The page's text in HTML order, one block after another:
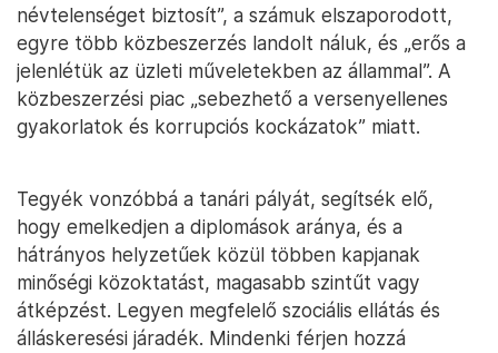
névtelenséget biztosít”, a számuk elszaporodott,
egyre több közbeszerzés landolt náluk, és „erős a
jelenlétük az üzleti műveletekben az állammal”. A
közbeszerzési piac „sebezhető a versenyellenes
gyakorlatok és korrupciós kockázatok” miatt.
Tegyék vonzóbbá a tanári pályát, segítsék elő,
hogy emelkedjen a diplomások aránya, és a
hátrányos helyzetűek közül többen kapjanak
minőségi közoktatást, magasabb szintűt vagy
átképzést. Legyen megfelelő szociális ellátás és
álláskeresési járadék. Mindenki férjen hozzá